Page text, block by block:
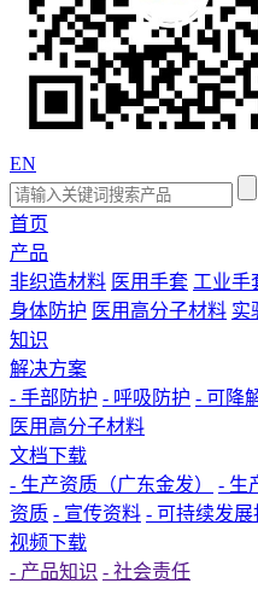
EN
首页
产品
非织造材料 医用手套 工业手
身体防护 医用高分子材料 实
知识
解决方案
- 手部防护 - 呼吸防护 - 可降
医用高分子材料
文档下载
- 生产资质（广东金发）
- 生
资质 - 宣传资料 - 可持续发展
视频下载
- 产品知识 - 社会责任